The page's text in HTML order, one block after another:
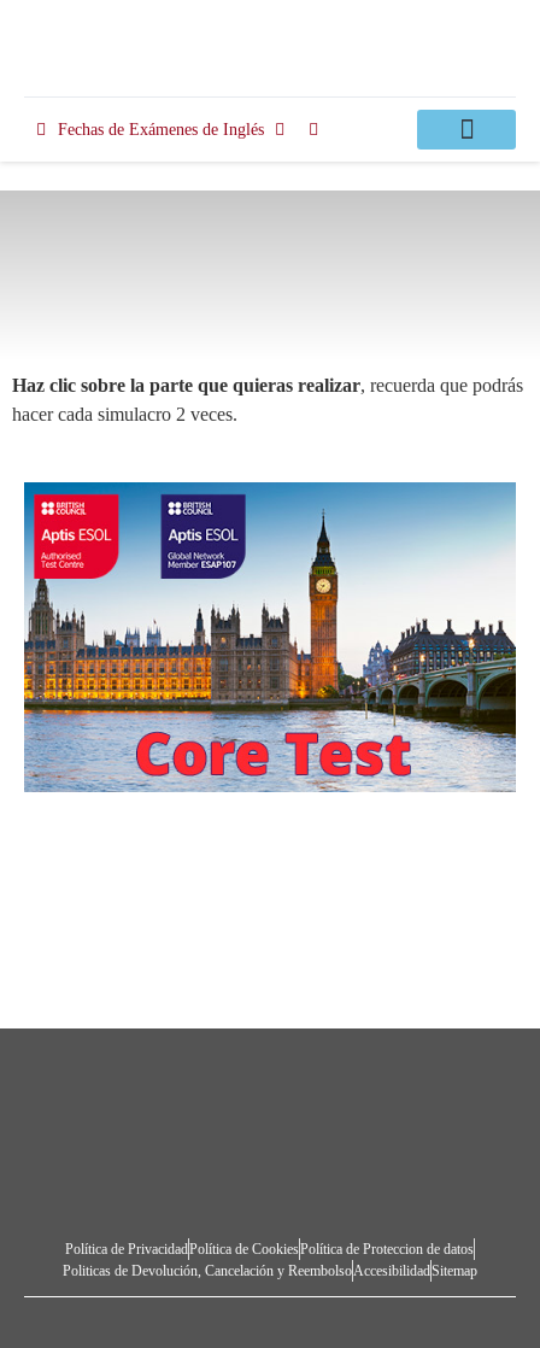
Fechas de Exámenes de Inglés
Haz clic sobre la parte que quieras realizar, recuerda que podrás
hacer cada simulacro 2 veces.
Política de PrivacidadPolítica de CookiesPolítica de Proteccion de datos
Politicas de Devolución, Cancelación y ReembolsoAccesibilidadSitemap